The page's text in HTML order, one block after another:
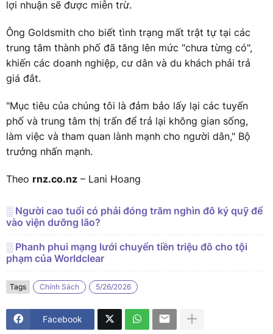
lợi nhuận sẽ được miễn trừ.
Ông Goldsmith cho biết tình trạng mất trật tự tại các
trung tâm thành phố đã tăng lên mức "chưa từng có",
khiến các doanh nghiệp, cư dân và du khách phải trả
giá đắt.
"Mục tiêu của chúng tôi là đảm bảo lấy lại các tuyến
phố và trung tâm thị trấn để trả lại không gian sống,
làm việc và tham quan lành mạnh cho người dân," Bộ
trưởng nhấn mạnh.
Theo rnz.co.nz – Lani Hoang
░ Người cao tuổi có phải đóng trăm nghìn đô ký quỹ để
vào viện dưỡng lão?
░ Phanh phui mạng lưới chuyển tiền triệu đô cho tội
phạm của Worldclear
Tags Chính Sách 5/26/2026
Facebook